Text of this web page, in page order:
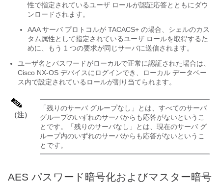
性で指定されているユーザ ロールが認証応答とともにダウ
ンロードされます。
AAA サーバ プロトコルが TACACS+ の場合、シェルのカス
タム属性として指定されているユーザ ロールを取得するた
めに、もう 1 つの要求が同じサーバに送信されます。
ユーザ名とパスワードがローカルで正常に認証された場合は、
Cisco NX-OS デバイスにログインでき、ローカル データベー
ス内で設定されているロールが割り当てられます。
（注）
「残りのサーバ グループなし」とは、すべてのサーバ
グループのいずれのサーバからも応答がないというこ
とです。「残りのサーバなし」とは、現在のサーバ グ
ループ内のいずれのサーバからも応答がないというこ
とです。
AES パスワード暗号化およびマスター暗号